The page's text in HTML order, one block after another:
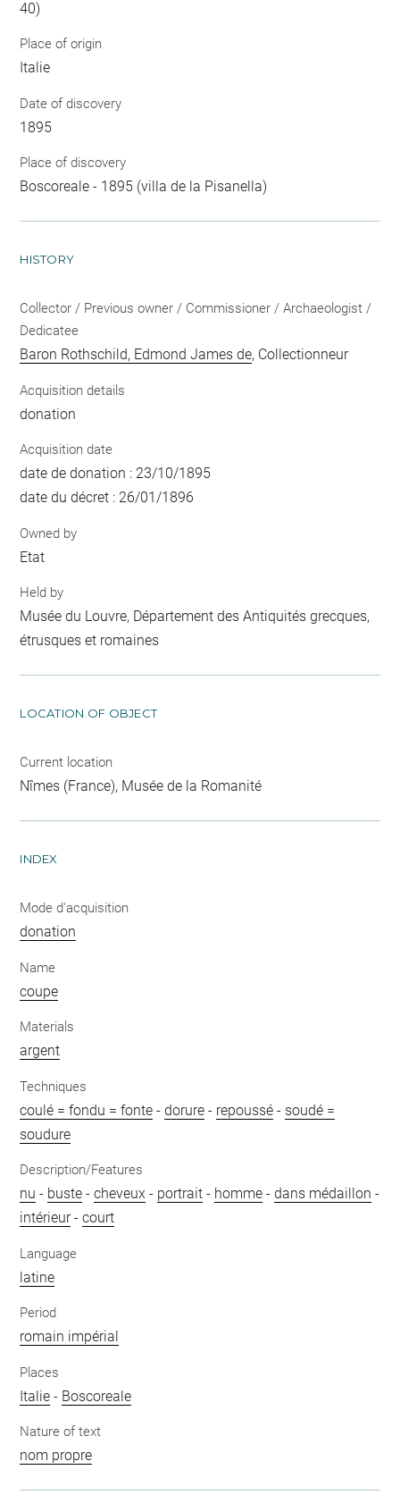
40)
Place of origin
Italie
Date of discovery
1895
Place of discovery
Boscoreale - 1895 (villa de la Pisanella)
HISTORY
Collector / Previous owner / Commissioner / Archaeologist /
Dedicatee
Baron Rothschild, Edmond James de, Collectionneur
Acquisition details
donation
Acquisition date
date de donation : 23/10/1895
date du décret : 26/01/1896
Owned by
Etat
Held by
Musée du Louvre, Département des Antiquités grecques,
étrusques et romaines
LOCATION OF OBJECT
Current location
Nîmes (France), Musée de la Romanité
INDEX
Mode d'acquisition
donation
Name
coupe
Materials
argent
Techniques
coulé = fondu = fonte -dorure - repoussé - soudé =
soudure
Description/Features
nu - buste -cheveux - portrait - homme -dans médaillon -
intérieur-court
Language
latine
Period
romain impérial
Places
Italie - Boscoreale
Nature of text
nom propre